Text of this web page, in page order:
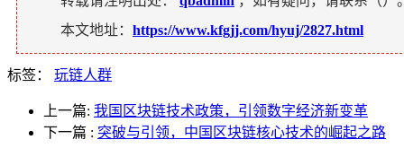
本文地址： https://www.kfgjj.com/hyuj/2827.html
标签： 玩链人群
上一篇: 我国区块链技术政策，引领数字经济新变革
下一篇 : 突破与引领，中国区块链核心技术的崛起之路